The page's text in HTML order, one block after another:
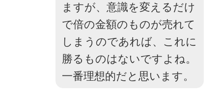
ますが、意識を変えるだけ
で倍の金額のものが売れて
しまうのであれば、これに
勝るものはないですよね。
一番理想的だと思います。